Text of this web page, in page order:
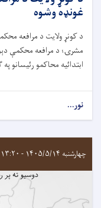
غونډه وشوه
د کونړ ولایت د مرافعه
مشرۍ؛ د مرافعه محکمې
ابتدائيه محاکمو رئيسانو په ګډون، په ۵
نور...
چهارشنبه ۱۴۰۵/۵/۱۴ - ۱۳:۲۰